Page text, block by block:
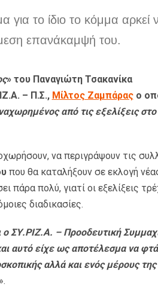
για το ίδιο το κόμμα αρκεί
επανάκαμψή του.
» του Παναγιώτη Τσακανίκα
– Π.Σ., Μίλτος Ζαμπάραςο
από τις εξελίξεις στο
να περιγράψουν τις
που θα καταλήξουν σε εκλογή
πάρα πολύ, γιατί οι εξελίξεις
διαδικασίες.
ΣΥ.ΡΙΖ.Α. – Προοδευτική
αυτό είχε ως αποτέλεσμα να
αλλά και ενός μέρους της